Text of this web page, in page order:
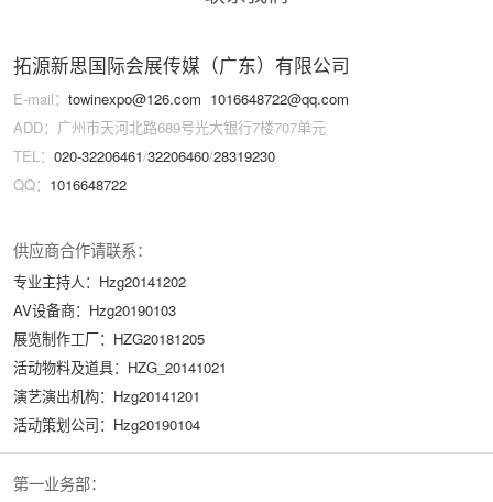
拓源新思国际会展传媒（广东）有限公司
E-mail： towinexpo@126.com 1016648722@qq.com
ADD：广州市天河北路689号光大银行7楼707单元
TEL： 020-32206461/32206460/28319230
QQ： 1016648722
供应商合作请联系：
专业主持人：Hzg20141202
AV设备商：Hzg20190103
展览制作工厂：HZG20181205
活动物料及道具：HZG_20141021
演艺演出机构：Hzg20141201
活动策划公司：Hzg20190104
第一业务部：